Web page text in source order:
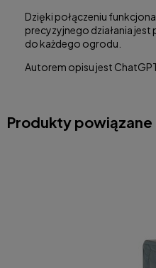
Dzięki połączeniu
precyzyjnego działania
do każdego ogrodu.
Autorem opisu jest
Produkty powiązane